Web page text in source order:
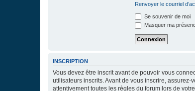
Renvoyer le courriel
Se souvenir de moi
Masquer ma
INSCRIPTION
Vous devez être inscrit avant de pouvoir vous
utilisateurs inscrits. Avant de vous inscrire,
attentivement toutes les règles du forum lors de